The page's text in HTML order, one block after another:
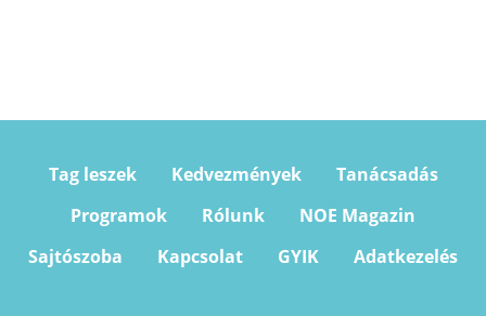
Tag leszek Kedvezmények
Tanácsadás
Programok
Rólunk
NOE Magazin
Sajtószoba
Kapcsolat GYIK Adatkezelés